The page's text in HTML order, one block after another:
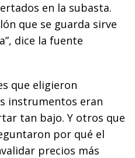
en la subasta.
que se guarda sirve
dice la fuente
que eligieron
instrumentos eran
tan bajo. Y otros que
por qué el
precios más